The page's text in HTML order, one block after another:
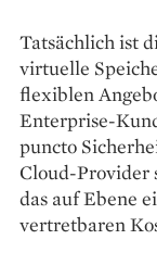
Tatsächlich ist
virtuelle
flexiblen
Enterprise-
puncto
Cloud-Provider
das auf Ebene
vertretbaren